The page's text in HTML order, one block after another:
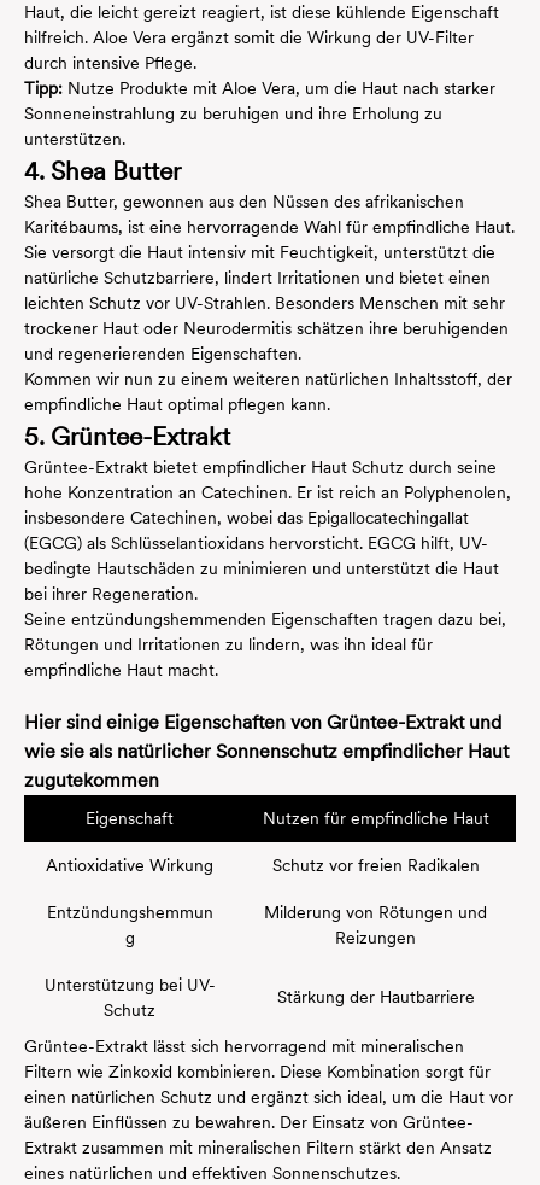
Haut, die leicht gereizt reagiert, ist diese kühlende Eigenschaft
hilfreich. Aloe Vera ergänzt somit die Wirkung der UV-Filter
durch intensive Pflege.
Tipp: Nutze Produkte mit Aloe Vera, um die Haut nach starker
Sonneneinstrahlung zu beruhigen und ihre Erholung zu
unterstützen.
4. Shea Butter
Shea Butter, gewonnen aus den Nüssen des afrikanischen
Karitébaums, ist eine hervorragende Wahl für empfindliche Haut.
Sie versorgt die Haut intensiv mit Feuchtigkeit, unterstützt die
natürliche Schutzbarriere, lindert Irritationen und bietet einen
leichten Schutz vor UV-Strahlen. Besonders Menschen mit sehr
trockener Haut oder Neurodermitis schätzen ihre beruhigenden
und regenerierenden Eigenschaften.
Kommen wir nun zu einem weiteren natürlichen Inhaltsstoff, der
empfindliche Haut optimal pflegen kann.
5. Grüntee-Extrakt
Grüntee-Extrakt bietet empfindlicher Haut Schutz durch seine
hohe Konzentration an Catechinen. Er ist reich an Polyphenolen,
insbesondere Catechinen, wobei das Epigallocatechingallat
(EGCG) als Schlüsselantioxidans hervorsticht. EGCG hilft, UV-
bedingte Hautschäden zu minimieren und unterstützt die Haut
bei ihrer Regeneration.
Seine entzündungshemmenden Eigenschaften tragen dazu bei,
Rötungen und Irritationen zu lindern, was ihn ideal für
empfindliche Haut macht.
Hier sind einige Eigenschaften von Grüntee-Extrakt und
wie sie als natürlicher Sonnenschutz empfindlicher Haut
zugutekommen
Eigenschaft Nutzen für empfindliche Haut
Antioxidative Wirkung Schutz vor freien Radikalen
Entzündungshemmun
g
Milderung von Rötungen und
Reizungen
Unterstützung bei UV-
Schutz
Stärkung der Hautbarriere
Grüntee-Extrakt lässt sich hervorragend mit mineralischen
Filtern wie Zinkoxid kombinieren. Diese Kombination sorgt für
einen natürlichen Schutz und ergänzt sich ideal, um die Haut vor
äußeren Einflüssen zu bewahren. Der Einsatz von Grüntee-
Extrakt zusammen mit mineralischen Filtern stärkt den Ansatz
eines natürlichen und effektiven Sonnenschutzes.